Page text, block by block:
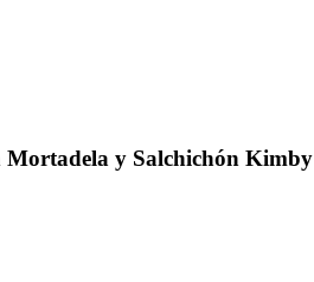
Mortadela y Salchichón Kimby